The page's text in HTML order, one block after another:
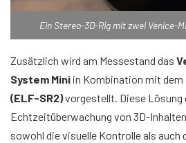
Ein Stereo-3D-Rig mit zwei Venice-
Zusätzlich wird am Messestand das
System Mini in Kombination mit dem
(ELF-SR2)vorgestellt. Diese Lösung
Echtzeitüberwachung von 3D-
sowohl die visuelle Kontrolle als auch